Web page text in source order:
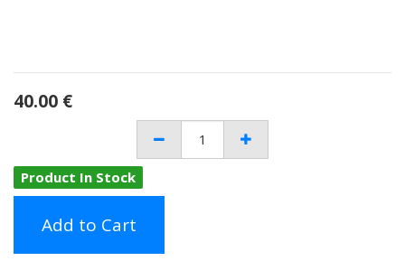
40.00 €
Product In Stock
Add to Cart